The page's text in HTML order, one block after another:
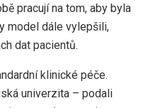
pracují na tom, aby byla
model dále vylepšili,
dat pacientů.
klinické péče.
univerzita – podali